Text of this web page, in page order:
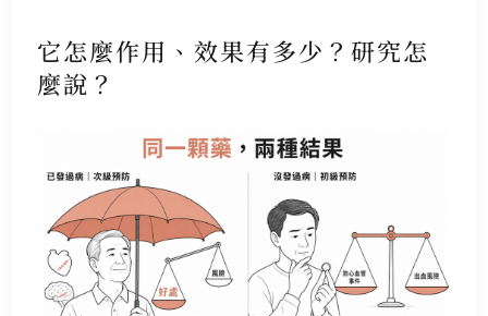
它怎麼作用、效果有多少？研究怎
麼說？